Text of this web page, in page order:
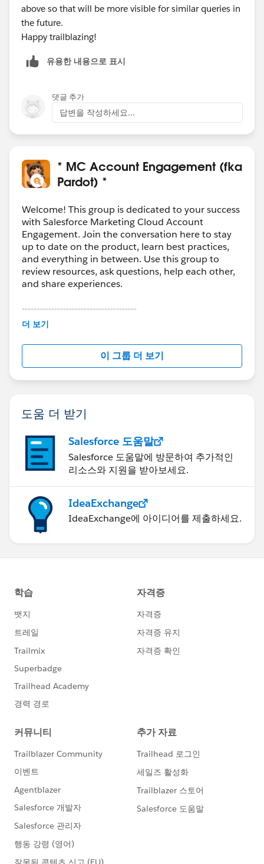
above so that will be more visible for similar queries in
the future.
Happy trailblazing!
유용한 내용으로 표시
댓글 추가
답변을 작성하세요...
* MC Account Engagement (fka
Pardot) *
Welcome! This group is dedicated to your success
with Salesforce Marketing Cloud Account
Engagement. Join the conversation here to stay
up to date on the product, learn best practices,
and everything in between. Use this group to
review resources, ask questions, help each other,
and share experiences.
---------------------------------------
This group is maintained and moderated by
this group falls under the official Forward-Looking
http://investor.salesforce.com/about-
us/investor/forward-looking-
statements/default.aspx
더 보기
이 그룹 더 보기
도움 더 받기
Salesforce 도움말
Salesforce 도움말에 방문하여 추가적인
리소스와 지원을 받아보세요.
IdeaExchange
IdeaExchange에 아이디어를 제출하세요.